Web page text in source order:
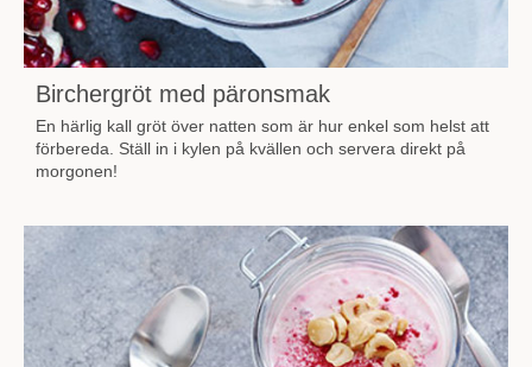
Birchergröt med päronsmak
En härlig kall gröt över natten som är hur enkel som helst att
förbereda. Ställ in i kylen på kvällen och servera direkt på
morgonen!